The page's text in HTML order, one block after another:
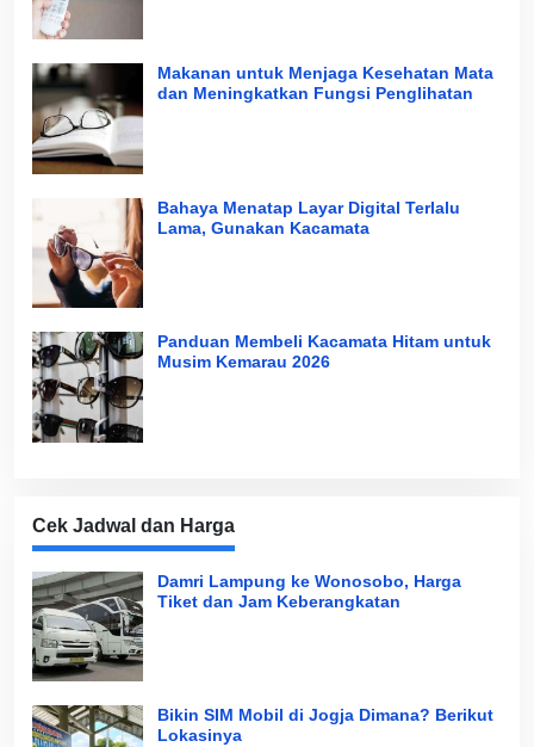
Makanan untuk Menjaga Kesehatan Mata
dan Meningkatkan Fungsi Penglihatan
Bahaya Menatap Layar Digital Terlalu
Lama, Gunakan Kacamata
Panduan Membeli Kacamata Hitam untuk
Musim Kemarau 2026
Cek Jadwal dan Harga
Damri Lampung ke Wonosobo, Harga
Tiket dan Jam Keberangkatan
Bikin SIM Mobil di Jogja Dimana? Berikut
Lokasinya